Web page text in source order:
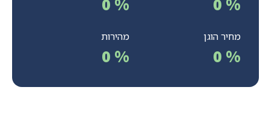
מחיר הוגן
%
0
מהירות
%
0